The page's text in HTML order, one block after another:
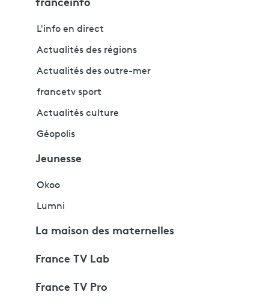
L'info en direct
Actualités des régions
Actualités des outre-mer
francetv sport
Actualités culture
Géopolis
Jeunesse
Okoo
Lumni
La maison des maternelles
France TV Lab
France TV Pro